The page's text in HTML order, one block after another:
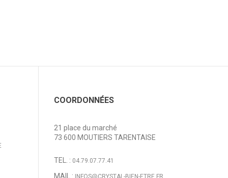
COORDONNÉES
21 place du marché
73 600 MOUTIERS TARENTAISE
TEL. : 04.79.07.77.41
MAIL :